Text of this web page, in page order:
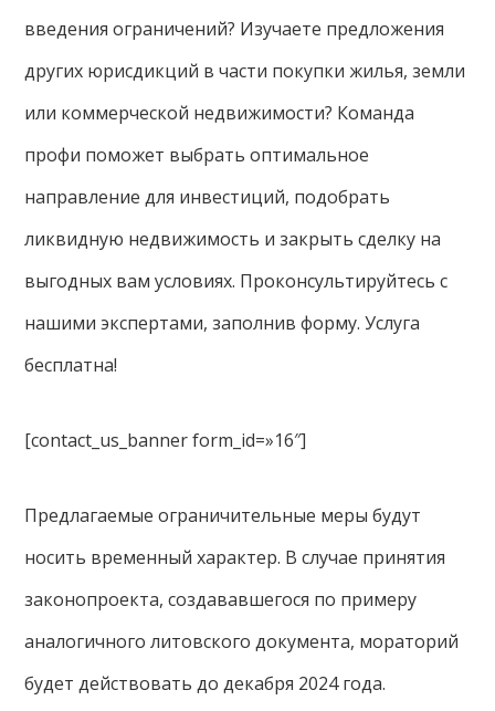
введения ограничений? Изучаете предложения
других юрисдикций в части покупки жилья, земли
или коммерческой недвижимости? Команда
профи поможет выбрать оптимальное
направление для инвестиций, подобрать
ликвидную недвижимость и закрыть сделку на
выгодных вам условиях. Проконсультируйтесь с
нашими экспертами, заполнив форму. Услуга
бесплатна!
[contact_us_banner form_id=»16″]
Предлагаемые ограничительные меры будут
носить временный характер. В случае принятия
законопроекта, создававшегося по примеру
аналогичного литовского документа, мораторий
будет действовать до декабря 2024 года.